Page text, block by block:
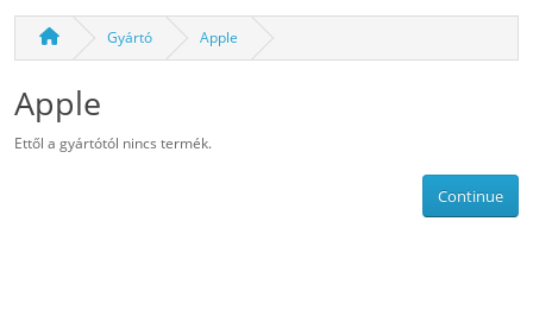
Gyártó Apple
Apple
Ettől a gyártótól nincs termék.
Continue